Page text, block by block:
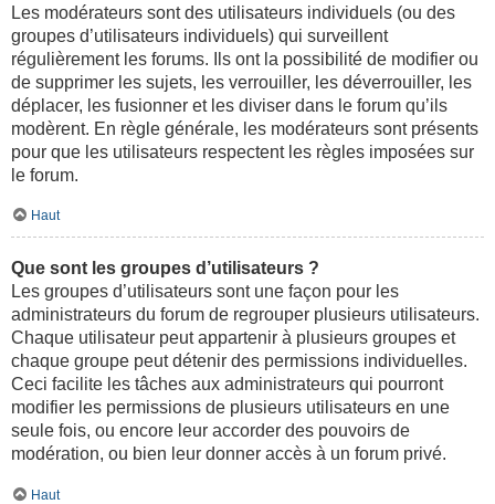
Les modérateurs sont des utilisateurs individuels (ou des
groupes d’utilisateurs individuels) qui surveillent
régulièrement les forums. Ils ont la possibilité de modifier ou
de supprimer les sujets, les verrouiller, les déverrouiller, les
déplacer, les fusionner et les diviser dans le forum qu’ils
modèrent. En règle générale, les modérateurs sont présents
pour que les utilisateurs respectent les règles imposées sur
le forum.
Haut
Que sont les groupes d’utilisateurs ?
Les groupes d’utilisateurs sont une façon pour les
administrateurs du forum de regrouper plusieurs utilisateurs.
Chaque utilisateur peut appartenir à plusieurs groupes et
chaque groupe peut détenir des permissions individuelles.
Ceci facilite les tâches aux administrateurs qui pourront
modifier les permissions de plusieurs utilisateurs en une
seule fois, ou encore leur accorder des pouvoirs de
modération, ou bien leur donner accès à un forum privé.
Haut